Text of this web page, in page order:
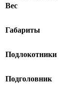
Вес
Габариты
Подлокотники
Подголовник